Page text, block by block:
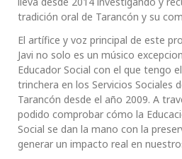
tradición oral de Tarancón y su
El artífice y voz principal de este
Javi no solo es un músico
Educador Social con el que tengo
trinchera en los Servicios Sociales
Tarancón desde el año 2009. A
podido comprobar cómo la
Social se dan la mano con la
generar un impacto real en